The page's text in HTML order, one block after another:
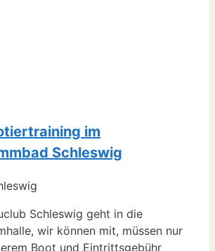
im
Schleswig
Schleswig geht in die
wir können mit, müssen nur
Boot und Eintrittsgebühr